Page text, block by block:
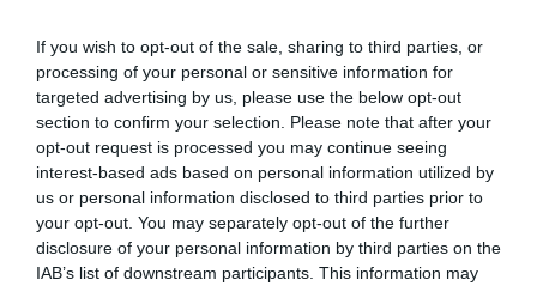
If you wish to opt-out of the sale, sharing to third parties, or
processing of your personal or sensitive information for
targeted advertising by us, please use the below opt-out
section to confirm your selection. Please note that after your
opt-out request is processed you may continue seeing
interest-based ads based on personal information utilized by
us or personal information disclosed to third parties prior to
your opt-out. You may separately opt-out of the further
disclosure of your personal information by third parties on the
IAB’s list of downstream participants. This information may
tudják megfelelően pótolni őket. Simeonénak egy teljesen új
védelemmel kell dolgoznia, és az új játékosait is hozzá kell
szoktatnia a stílusához. De még a döntései következményével is
szembesítik a szurkolói. Például a Barca ellen lecserélte Joao
Félixet, ami nem tettszett a matracosok ultráinak. A portugál
támadó, akit 120 millió euróért szerződtettek a nyáron, ezidáig még
nem hozta azt a szintet, amit a Benficában mutatott.
A csapat igazán kirívó problémája a góltalanság. 15 játéknapon
csak 16 gólnál járnak, plusz 6 gólt rúgtak a bajnokságon kívül.